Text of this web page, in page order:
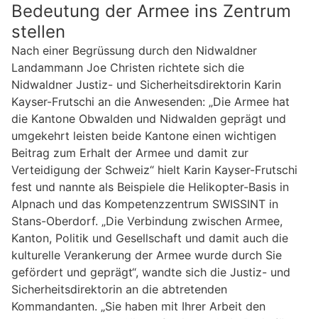
Bedeutung der Armee ins Zentrum
stellen
Nach einer Begrüssung durch den Nidwaldner
Landammann Joe Christen richtete sich die
Nidwaldner Justiz- und Sicherheitsdirektorin Karin
Kayser-Frutschi an die Anwesenden: „Die Armee hat
die Kantone Obwalden und Nidwalden geprägt und
umgekehrt leisten beide Kantone einen wichtigen
Beitrag zum Erhalt der Armee und damit zur
Verteidigung der Schweiz“ hielt Karin Kayser-Frutschi
fest und nannte als Beispiele die Helikopter-Basis in
Alpnach und das Kompetenzzentrum SWISSINT in
Stans-Oberdorf. „Die Verbindung zwischen Armee,
Kanton, Politik und Gesellschaft und damit auch die
kulturelle Verankerung der Armee wurde durch Sie
gefördert und geprägt“, wandte sich die Justiz- und
Sicherheitsdirektorin an die abtretenden
Kommandanten. „Sie haben mit Ihrer Arbeit den